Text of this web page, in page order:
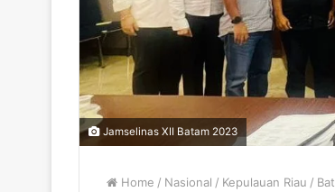
Jamselinas XII Batam 2023
Home / Nasional / Kepulauan Riau /